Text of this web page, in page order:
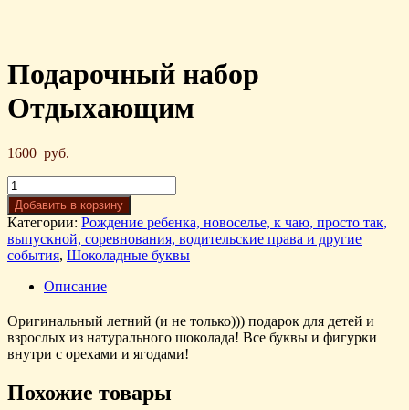
Подарочный набор
Отдыхающим
1600 руб.
Добавить в корзину
Категории: Рождение ребенка, новоселье, к чаю, просто так,
выпускной, соревнования, водительские права и другие
события, Шоколадные буквы
Описание
Оригинальный летний (и не только))) подарок для детей и
взрослых из натурального шоколада! Все буквы и фигурки
внутри с орехами и ягодами!
Похожие товары